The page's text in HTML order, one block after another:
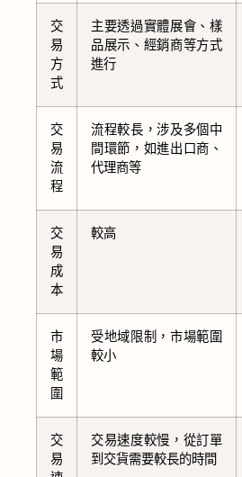
交
易
方
式
主要透過實體展會、樣
品展示、經銷商等方式
進行
交
易
流
程
流程較長，涉及多個中
間環節，如進出口商、
代理商等
交
易
成
本
較高
市
場
範
圍
受地域限制，市場範圍
較小
交
易
交易速度較慢，從訂單
到交貨需要較長的時間